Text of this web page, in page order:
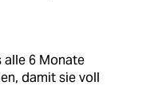
alle 6 Monate
damit sie voll